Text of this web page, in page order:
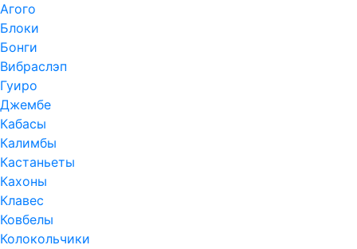
Агого
Блоки
Бонги
Вибраслэп
Гуиро
Джембе
Кабасы
Калимбы
Кастаньеты
Кахоны
Клавес
Ковбелы
Колокольчики